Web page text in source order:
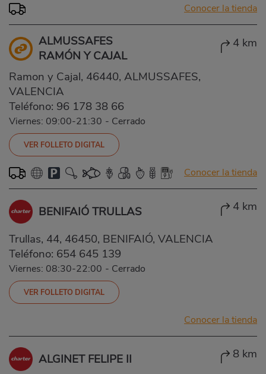
Conocer la tienda
ALMUSSAFES
RAMÓN Y CAJAL
4 km
Ramon y Cajal, 46440, ALMUSSAFES,
VALENCIA
Teléfono: 96 178 38 66
Viernes: 09:00-21:30 - Cerrado
VER FOLLETO DIGITAL
Conocer la tienda
BENIFAIÓ TRULLAS 4 km
Trullas, 44, 46450, BENIFAIÓ, VALENCIA
Teléfono: 654 645 139
Viernes: 08:30-22:00 - Cerrado
VER FOLLETO DIGITAL
Conocer la tienda
ALGINET FELIPE II 8 km